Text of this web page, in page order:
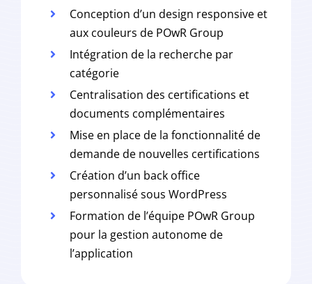
Conception d’un design responsive et
aux couleurs de POwR Group
Intégration de la recherche par
catégorie
Centralisation des certifications et
documents complémentaires
Mise en place de la fonctionnalité de
demande de nouvelles certifications
Création d’un back office
personnalisé sous WordPress
Formation de l’équipe POwR Group
pour la gestion autonome de
l’application